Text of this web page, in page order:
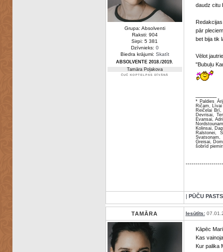
Grupa: Absolventi
Raksti: 904
Sirpi: 5 381
Dzīvnieks: 0
Biedra krājumi: Skatīt
ABSOLVENTE 2018./2019.
Tamāra Poļakova
ČUČ KOPTELPAS DĪVĀNĀ
daudz citu
pār
bet bija tik
Vēlot
"Bubuļu
* Paldies
Ričam, Līvai
Reičelai Brī,
Devrisai,
Evansai,
Kolinsai,
Ralstonei,
Svatsonam,
Greisai,
šobrīd
| PŪČU PASTS
TAMĀRA Iesūtīts:
Kāpēc
Kas
Kur palika